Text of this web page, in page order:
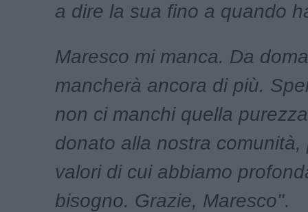
a dire la sua fino a quando
Maresco mi manca. Da
mancherà ancora di più.
non ci manchi quella
donato alla nostra comunità,
valori di cui abbiamo
bisogno. Grazie, Maresco".